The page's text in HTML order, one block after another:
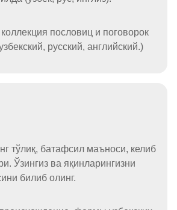
пословиц и поговорок
русский, английский.)
тўлиқ, батафсил маъноси, келиб
Ўзингиз ва яқинларингизни
билиб олинг.